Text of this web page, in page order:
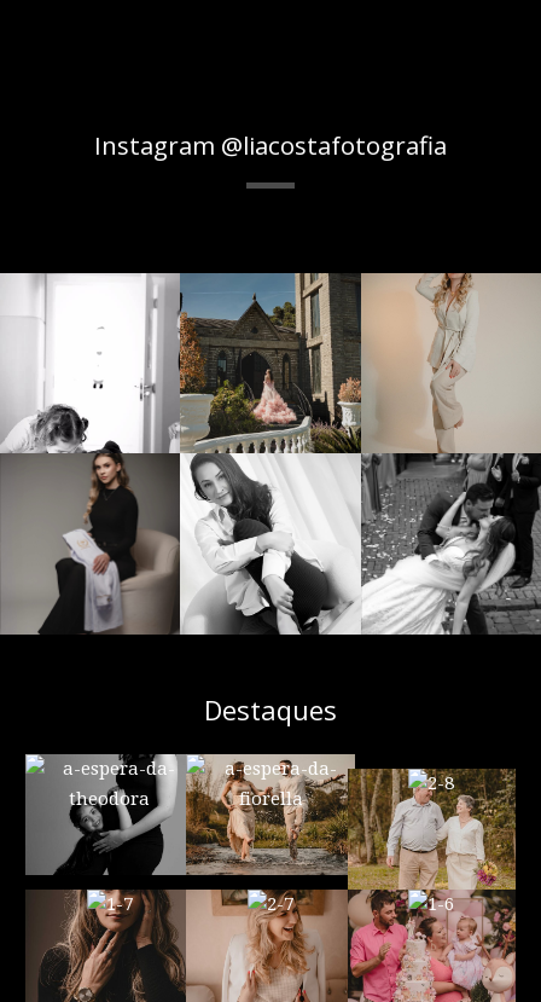
Instagram @liacostafotografia
Destaques